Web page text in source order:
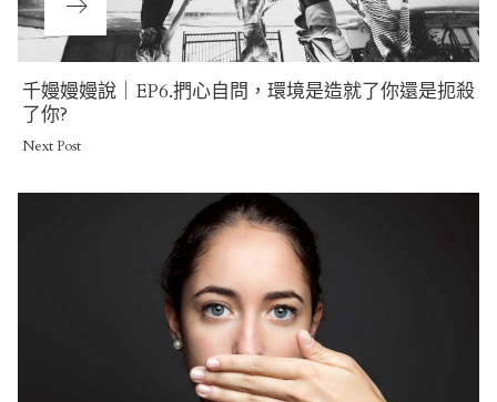
Next
Post
千嫚嫚嫚說｜EP6.捫心自問，環境是造就了你還是扼殺
了你?
Next Post